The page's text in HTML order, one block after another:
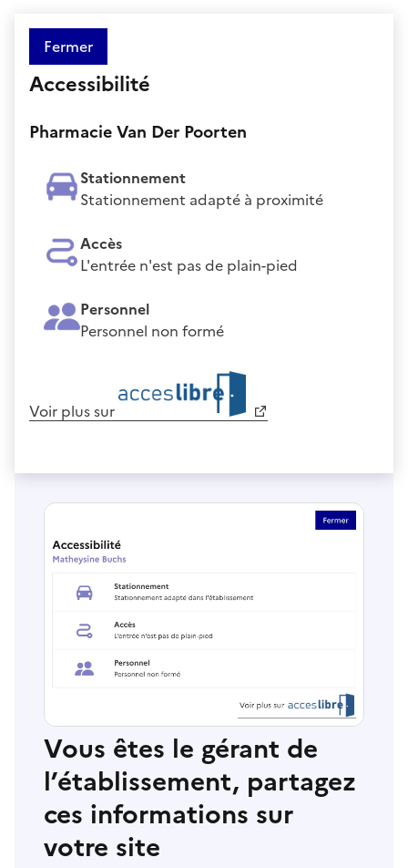
Fermer
Accessibilité
Pharmacie Van Der Poorten
Stationnement
Stationnement adapté à proximité
Accès
L'entrée n'est pas de plain-pied
Personnel
Personnel non formé
Voir plus sur
Vous êtes le gérant de
l’établissement, partagez
ces informations sur
votre site